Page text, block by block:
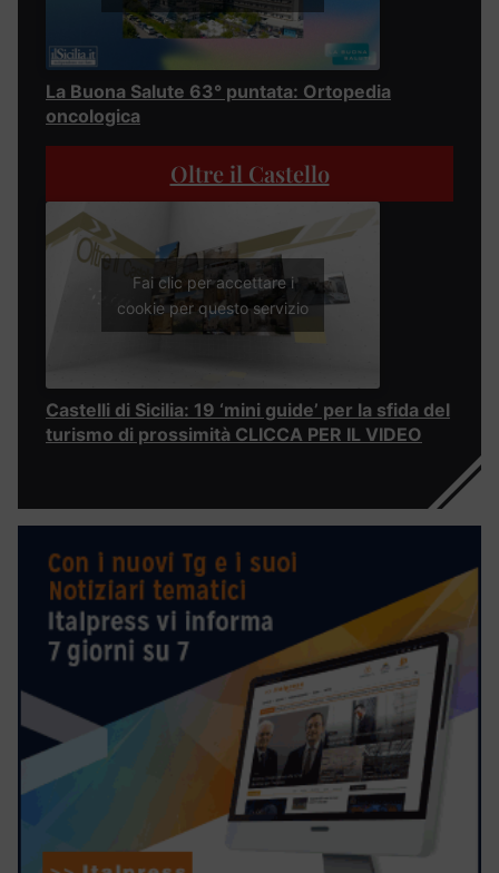
La Buona Salute 63° puntata: Ortopedia
oncologica
Oltre il Castello
Fai clic per accettare i
cookie per questo servizio
Castelli di Sicilia: 19 ‘mini guide’ per la sfida del
turismo di prossimità CLICCA PER IL VIDEO